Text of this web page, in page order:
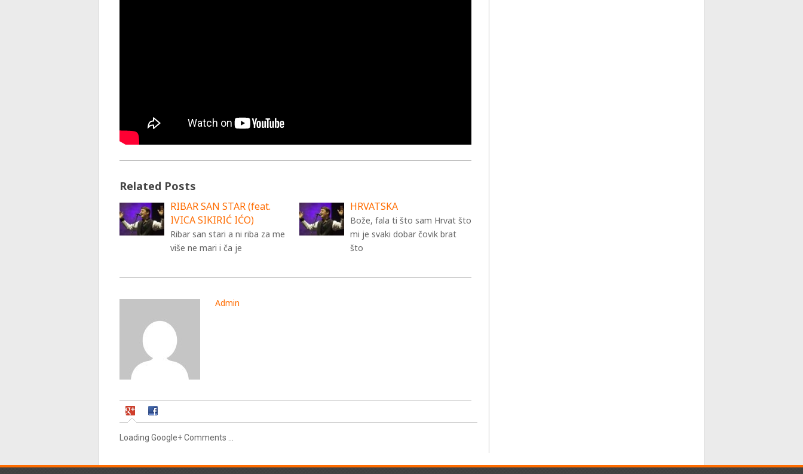
Related Posts
RIBAR SAN STAR (feat.
IVICA SIKIRIĆ IĆO)
Ribar san stari a ni riba za me
više ne mari i ča je
HRVATSKA
Bože, fala ti što sam Hrvat što
mi je svaki dobar čovik brat
što
Admin
Loading Google+ Comments ...